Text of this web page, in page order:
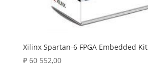
Xilinx Spartan-6 FPGA Embedded Kit
₽60 552,00